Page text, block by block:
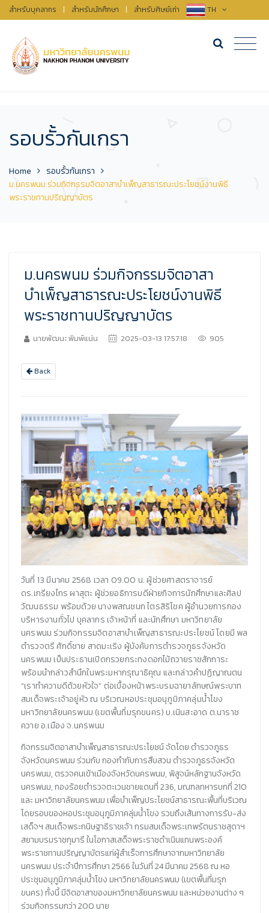
สำหรับบุคลากร | สำหรับนักศึกษา | สำหรับศิษย์เก่า TH
รอบรั้วกันเกรา
Home
รอบรั้วกันเกรา
ม.นครพนม ร่วมกิจกรรมจิตอาสาบำเพ็ญสาธารณะประโยชน์งานพิธี
พระราชทานปริญญาบัตร
ม.นครพนม ร่วมกิจกรรมจิตอาสา
บำเพ็ญสาธารณะประโยชน์งานพิธี
พระราชทานปริญญาบัตร
นายพัฒนะ พิมพ์แน่น 2025-03-13 17:57:18 905
Back
วันที่ 13 มีนาคม 2568 เวลา 09.00 น. ผู้ช่วยศาสตราจารย์
ดร.เกรียงไกร ผาสุตะ ผู้ช่วยอธิการบดีฝ่ายกิจการนักศึกษาและศิลป
วัฒนธรรม พร้อมด้วย นางพสณชนก ไตรสิริโชค ผู้อำนวยการกอง
บริหารงานทั่วไป บุคลากร เจ้าหน้าที่ และนักศึกษา มหาวิทยาลัย
นครพนม ร่วมกิจกรรมจิตอาสาบำเพ็ญสาธารณะประโยชน์ โดยมี พล
ตำรวจตรี ศักดิ์ชาย สาดมะเริง ผู้บังคับการตำรวจภูธรจังหวัด
นครพนม เป็นประธานเปิดกรวยกระทงดอกไม้ถวายราชสักการะ
พร้อมนำกล่าวสำนึกในพระมหากรุณาธิคุณ และกล่าวคำปฏิญาณตน
“เราทำความดีด้วยหัวใจ” ต่อเบื้องหน้าพระบรมฉายาลักษณ์พระบาท
สมเด็จพระเจ้าอยู่หัว ณ บริเวณหอประชุมอนุภูมิภาคลุ่มน้ำโขง
มหาวิทยาลัยนครพนม (เขตพื้นที่มรุกขนคร) บ.เนินสะอาด ต.นาราช
ควาย อ.เมือง จ.นครพนม
กิจกรรมจิตอาสาบำเพ็ญสาธารณะประโยชน์ จัดโดย ตำรวจภูธร
จังหวัดนครพนม ร่วมกับ กองกำกับการสืบสวน ตำรวจภูธรจังหวัด
นครพนม, ตรวจคนเข้าเมืองจังหวัดนครพนม, พิสูจน์หลักฐานจังหวัด
นครพนม, กองร้อยตำรวจตะเวนชายแดนที่ 236, มณฑลทหารบกที่ 210
และ มหาวิทยาลัยนครพนม เพื่อบำเพ็ญประโยชน์สาธารณะพื้นที่บริเวณ
โดยรอบของหอประชุมอนุภูมิภาคลุ่มน้ำโขง รวมถึงเส้นทางการรับ-ส่ง
เสด็จฯ สมเด็จพระกนิษฐาธิราชเจ้า กรมสมเด็จพระเทพรัตนราชสุดาฯ
สยามบรมราชกุมารี ในโอกาสเสด็จพระราชดำเนินแทนพระองค์
พระราชทานปริญญาบัตรแก่ผู้สำเร็จการศึกษาจากมหาวิทยาลัย
นครพนม ประจำปีการศึกษา 2566 ในวันที่ 24 มีนาคม 2568 ณ หอ
ประชุมอนุภูมิภาคลุ่มน้ำโขง มหาวิทยาลัยนครพนม (เขตพื้นที่มรุก
ขนคร) ทั้งนี้ มีจิตอาสาของมหาวิทยาลัยนครพนม และหน่วยงานต่าง ๆ
ร่วมกิจกรรมกว่า 200 นาย